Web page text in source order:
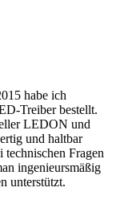
habe ich
Treiber bestellt.
LEDON und
und haltbar
Fragen
ingenieursmäßig
unterstützt.